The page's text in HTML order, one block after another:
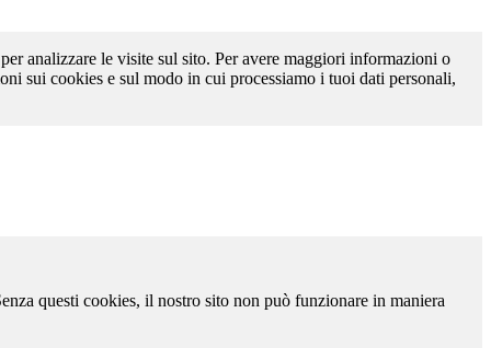
analizzare le visite sul sito. Per avere maggiori informazioni o
sui cookies e sul modo in cui processiamo i tuoi dati personali,
questi cookies, il nostro sito non può funzionare in maniera